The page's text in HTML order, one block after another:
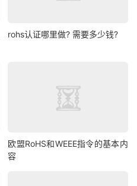
rohs认证哪里做? 需要多少钱?
欧盟RoHS和WEEE指令的基本内
容